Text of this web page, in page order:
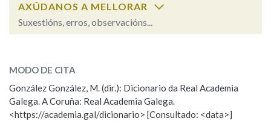
BUSCAR NO CONTIDO
Nas definicións
Nos exemplos
AXÚDANOS A MELLORAR
Suxestións, erros, observacións...
ESCOLLE UNHA OPCIÓN:
Observación Hai un erro na palabra
Propoño mellorar a definición
MODO DE CITA
González González, M. (dir.): Dicionario da Real Academia
Galega. A Coruña: Real Academia Galega.
<https://academia.gal/dicionario> [Consultado: <data>]